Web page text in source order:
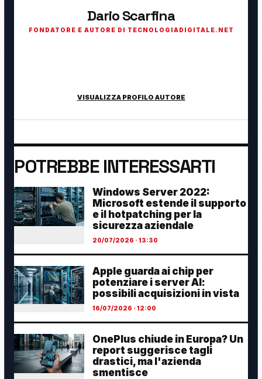
Dario Scarfina
FONDATORE E AUTORE DI TECNOLOGIADIGITALE.NET
VISUALIZZA PROFILO AUTORE
POTREBBE INTERESSARTI
Windows Server 2022:
Microsoft estende il supporto
e il hotpatching per la
sicurezza aziendale
20/07/2026 · 13:30
Apple guarda ai chip per
potenziare i server AI:
possibili acquisizioni in vista
16/07/2026 · 12:00
OnePlus chiude in Europa? Un
report suggerisce tagli
drastici, ma l'azienda
smentisce